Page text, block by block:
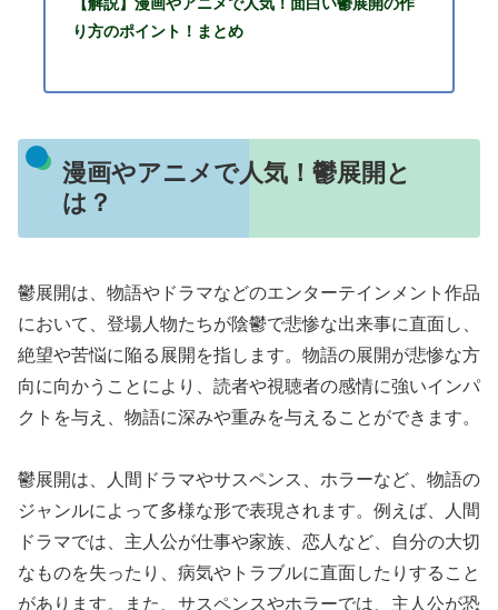
【解説】漫画やアニメで人気！面白い鬱展開の作
り方のポイント！まとめ
漫画やアニメで人気！鬱展開と
は？
鬱展開は、物語やドラマなどのエンターテインメント作品
において、登場人物たちが陰鬱で悲惨な出来事に直面し、
絶望や苦悩に陥る展開を指します。物語の展開が悲惨な方
向に向かうことにより、読者や視聴者の感情に強いインパ
クトを与え、物語に深みや重みを与えることができます。
鬱展開は、人間ドラマやサスペンス、ホラーなど、物語の
ジャンルによって多様な形で表現されます。例えば、人間
ドラマでは、主人公が仕事や家族、恋人など、自分の大切
なものを失ったり、病気やトラブルに直面したりすること
があります。また、サスペンスやホラーでは、主人公が恐